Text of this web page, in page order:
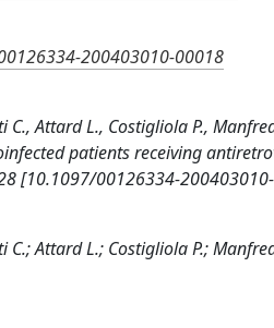
200403010-00018
C., Attard L., Costigliola P.,
patients receiving
[10.1097/00126334-
C.; Attard L.; Costigliola P.;